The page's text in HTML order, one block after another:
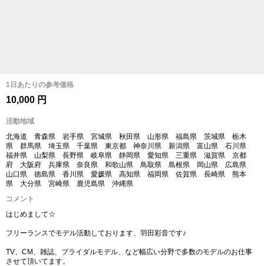
1日あたりの参考価格
10,000 円
活動地域
北海道 青森県 岩手県 宮城県 秋田県 山形県 福島県 茨城県 栃木
県 群馬県 埼玉県 千葉県 東京都 神奈川県 新潟県 富山県 石川県
福井県 山梨県 長野県 岐阜県 静岡県 愛知県 三重県 滋賀県 京都
府 大阪府 兵庫県 奈良県 和歌山県 鳥取県 島根県 岡山県 広島県
山口県 徳島県 香川県 愛媛県 高知県 福岡県 佐賀県 長崎県 熊本
県 大分県 宮崎県 鹿児島県 沖縄県
コメント
はじめまして☆
フリーランスでモデル活動しております、羽田彩音です♪
TV、CM、雑誌、ブライダルモデル、など幅広い分野で多数のモデルのお仕事
させて頂いてます。